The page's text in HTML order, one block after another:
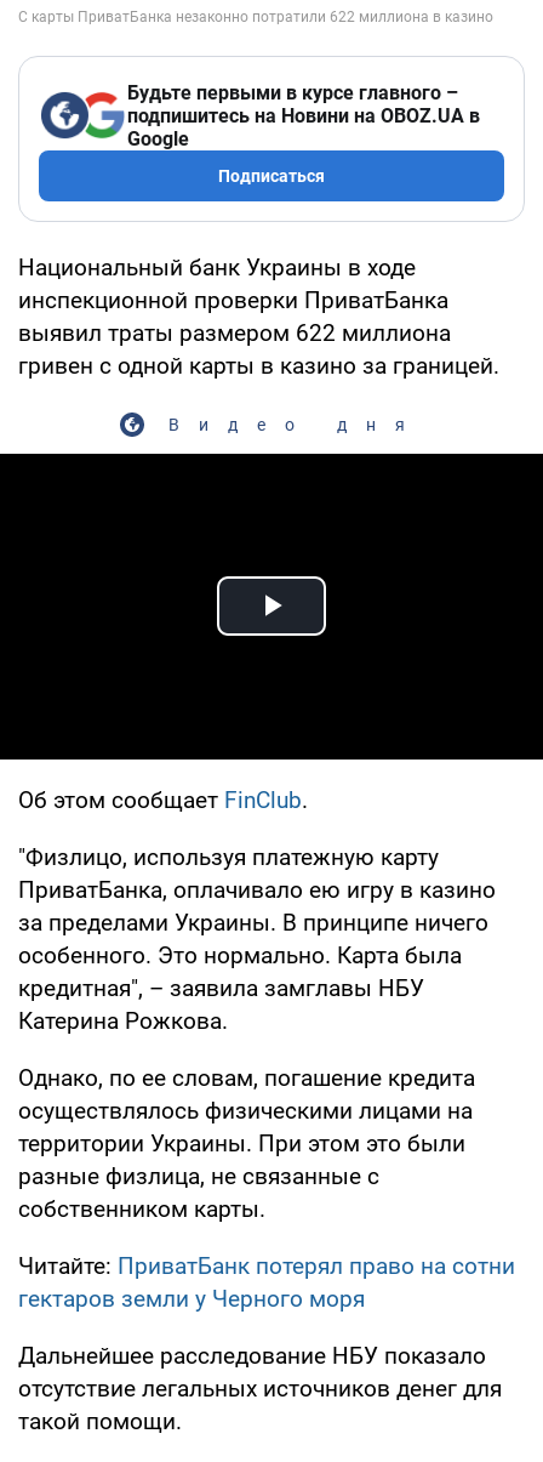
Будьте первыми в курсе главного –
подпишитесь на Новини на OBOZ.UA в
Google
Подписаться
Национальный банк Украины в ходе
инспекционной проверки ПриватБанка
выявил траты размером 622 миллиона
гривен с одной карты в казино за границей.
Видео дня
Play Video
Об этом сообщает FinClub.
"Физлицо, используя платежную карту
ПриватБанка, оплачивало ею игру в казино
за пределами Украины. В принципе ничего
особенного. Это нормально. Карта была
кредитная", – заявила замглавы НБУ
Катерина Рожкова.
Однако, по ее словам, погашение кредита
осуществлялось физическими лицами на
территории Украины. При этом это были
разные физлица, не связанные с
собственником карты.
Читайте: ПриватБанк потерял право на сотни
гектаров земли у Черного моря
Дальнейшее расследование НБУ показало
отсутствие легальных источников денег для
такой помощи.